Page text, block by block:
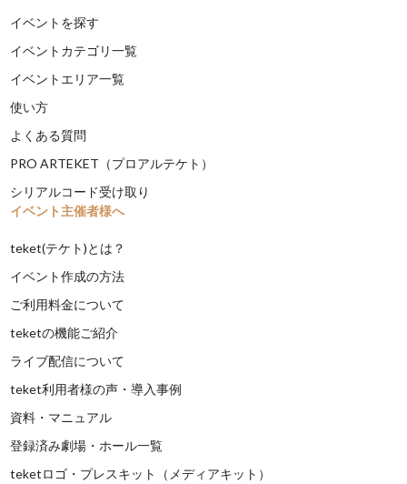
イベントを探す
イベントカテゴリ一覧
イベントエリア一覧
使い方
よくある質問
PRO ARTEKET（プロアルテケト）
シリアルコード受け取り
イベント主催者様へ
teket(テケト)とは？
イベント作成の方法
ご利用料金について
teketの機能ご紹介
ライブ配信について
teket利用者様の声・導入事例
資料・マニュアル
登録済み劇場・ホール一覧
teketロゴ・プレスキット（メディアキット）